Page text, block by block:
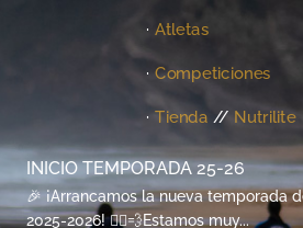
· Atletas
· Competiciones
· Tienda // Nutrilite
INICIO TEMPORADA 25-26
🎉 ¡Arrancamos la nueva temporada
2025-2026! 🏃‍♀️💨Estamos muy...